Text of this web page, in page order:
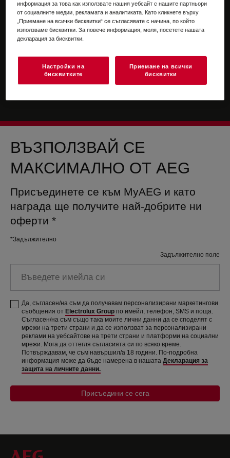
ВЪЗПОЛЗВАЙ СЕ
МАКСИМАЛНО ОТ AEG
Присъединете се към MyAEG и като
награда ще получите най-добрите ни
оферти *
*Задължително
Задължително поле
Да, съгласен/на съм да получавам персонализирани маркетингови
съобщения от Electrolux Group по имейл, телефон, SMS и поща.
Съгласен/на съм също така моите лични данни да се споделят с
мрежи на трети страни и да се използват за персонализирани
реклами на уебсайтове на трети страни и платформи на социални
мрежи. Мога да оттегля съгласията си по всяко време.
Потвърждавам, че съм навършил/а 18 години. По-подробна
информация може да бъде намерена в нашата Декларация за
защита на личните данни.
Присъедини се сега
информация за това как използвате нашия уебсайт с нашите партньори
от социалните медии, рекламата и аналитиката. Като кликнете върху
„Приемане на всички бисквитки“ се съгласявате с начина, по който
използваме бисквитки. За повече информация, моля, посетете нашата
декларация за бисквитки.
Настройки на
бисквитките
Приемане на всички
бисквитки